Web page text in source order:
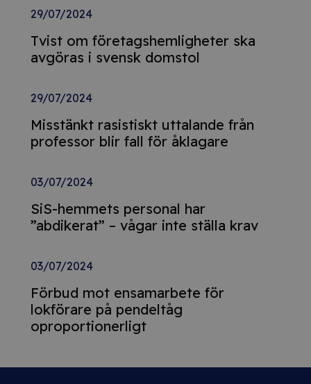
29/07/2024
Tvist om företagshemligheter ska
avgöras i svensk domstol
29/07/2024
Misstänkt rasistiskt uttalande från
professor blir fall för åklagare
03/07/2024
SiS-hemmets personal har
”abdikerat” – vågar inte ställa krav
03/07/2024
Förbud mot ensamarbete för
lokförare på pendeltåg
oproportionerligt